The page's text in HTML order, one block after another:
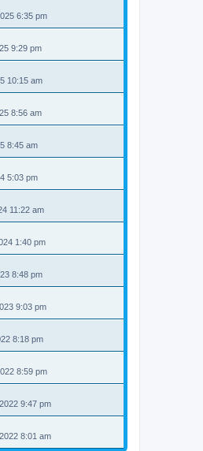
6:35 pm
9:29 pm
10:15 am
8:56 am
8:45 am
5:03 pm
11:22 am
1:40 pm
8:48 pm
9:03 pm
8:18 pm
8:59 pm
9:47 pm
8:01 am